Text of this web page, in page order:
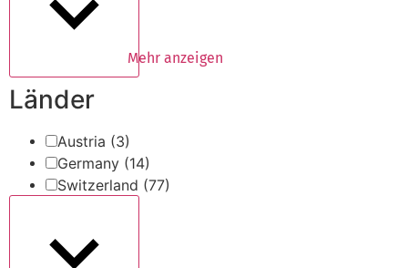
Mehr anzeigen
Länder
Austria (3)
Germany (14)
Switzerland (77)